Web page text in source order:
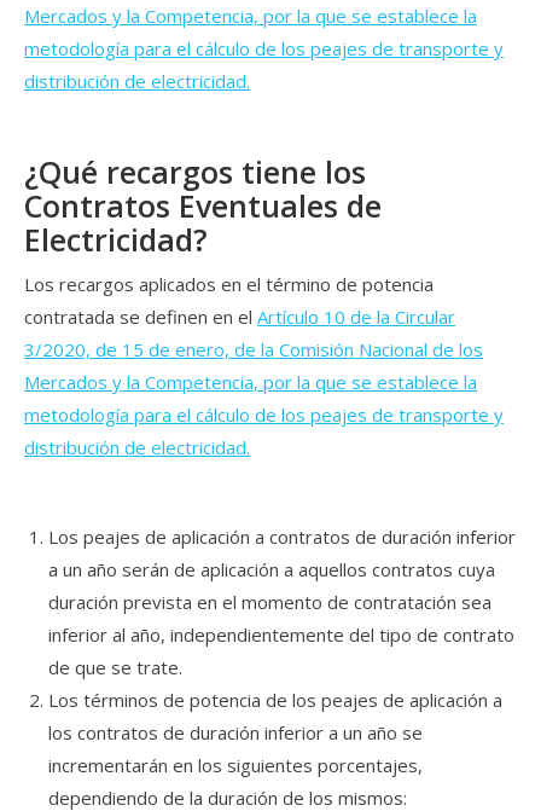
Mercados y la Competencia, por la que se establece la
metodología para el cálculo de los peajes de transporte y
distribución de electricidad.
¿Qué recargos tiene los
Contratos Eventuales de
Electricidad?
Los recargos aplicados en el término de potencia
contratada se definen en el Artículo 10 de la Circular
3/2020, de 15 de enero, de la Comisión Nacional de los
Mercados y la Competencia, por la que se establece la
metodología para el cálculo de los peajes de transporte y
distribución de electricidad.
Los peajes de aplicación a contratos de duración inferior
a un año serán de aplicación a aquellos contratos cuya
duración prevista en el momento de contratación sea
inferior al año, independientemente del tipo de contrato
de que se trate.
Los términos de potencia de los peajes de aplicación a
los contratos de duración inferior a un año se
incrementarán en los siguientes porcentajes,
dependiendo de la duración de los mismos: